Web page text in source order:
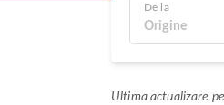
De la
Ultima actualizare pe